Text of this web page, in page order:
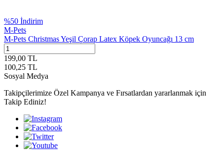
%50 İndirim
M-Pets
M-Pets Christmas Yeşil Çorap Latex Köpek Oyuncağı 13 cm
199,00 TL
100,25 TL
Sosyal Medya
Takipçilerimize Özel Kampanya ve Fırsatlardan yararlanmak için
Takip Ediniz!